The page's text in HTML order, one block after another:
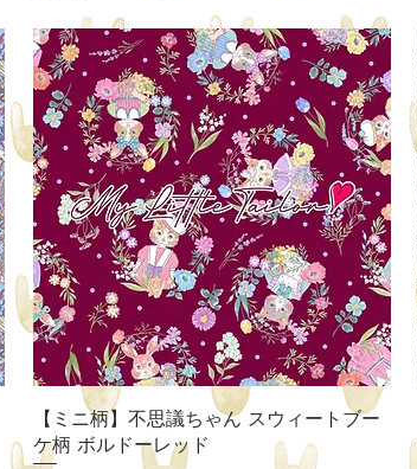
クイックビュー
【ミニ柄】不思議ちゃん スウィートブー
ケ柄 ボルドーレッド